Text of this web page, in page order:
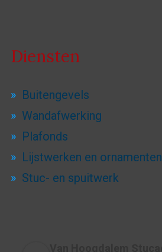
Diensten
Buitengevels
Wandafwerking
Plafonds
Lijstwerken en ornamenten
Stuc- en spuitwerk